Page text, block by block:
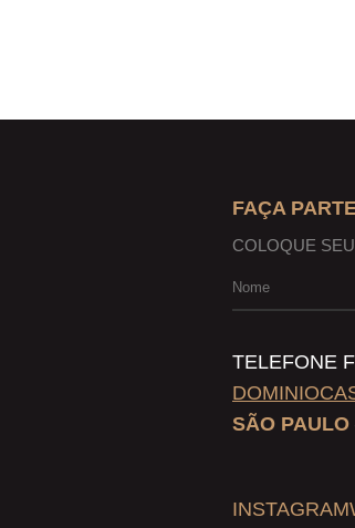
FAÇA
COLOQUE
TELEFONE
SÃO PAULO
INSTAGRAM